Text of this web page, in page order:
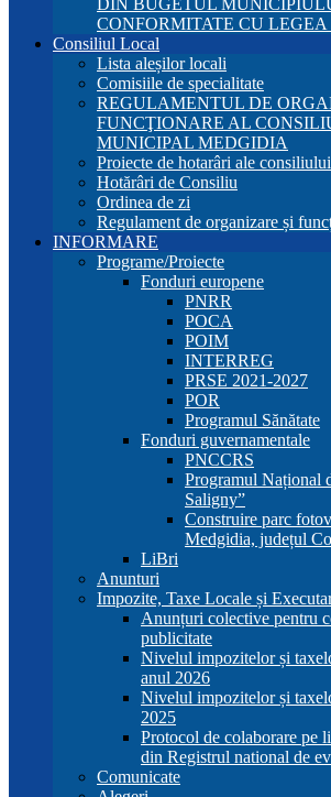
DIN BUGETUL
CONFORMITATE CU LEGEA
Consiliul Local
Lista aleșilor locali
Comisiile de specialitate
REGULAMENTUL DE
FUNCŢIONARE AL
MUNICIPAL MEDGIDIA
Proiecte de hotarâri ale
Hotărâri de Consiliu
Ordinea de zi
Regulament de organizare și
INFORMARE
Programe/Proiecte
Fonduri europene
PNRR
POCA
POIM
INTERREG
PRSE 2021-2027
POR
Programul Sănătate
Fonduri guvernamentale
PNCCRS
Programul Național
Saligny”
Construire parc
Medgidia, județul
LiBri
Anunturi
Impozite, Taxe Locale și
Anunțuri colective pentru
publicitate
Nivelul impozitelor și
anul 2026
Nivelul impozitelor și
2025
Protocol de colaborare pe
din Registrul national de
Comunicate